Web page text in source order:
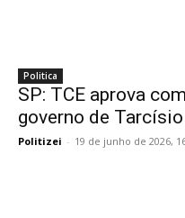
Politica
SP: TCE aprova
governo de
Politizei - 19 de junho de 2026,